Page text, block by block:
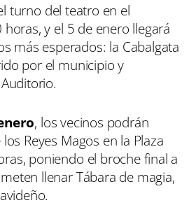
turno del teatro en el
y el 5 de enero llegará
más esperados: la Cabalgata
por el municipio y
, los vecinos podrán
Reyes Magos en la Plaza
poniendo el broche final a
llenar Tábara de magia,